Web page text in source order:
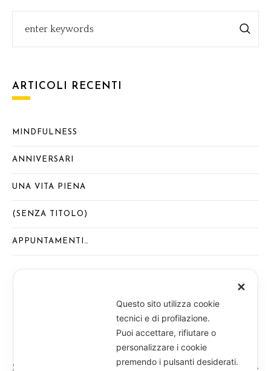
ARTICOLI RECENTI
MINDFULNESS
ANNIVERSARI
UNA VITA PIENA
(SENZA TITOLO)
APPUNTAMENTI…
Suore di S. Maria di Loreto - Piazza d'Angennes, 4 -
✕
Questo sito utilizza cookie
tecnici e di profilazione.
Puoi accettare, rifiutare o
personalizzare i cookie
premendo i pulsanti desiderati.